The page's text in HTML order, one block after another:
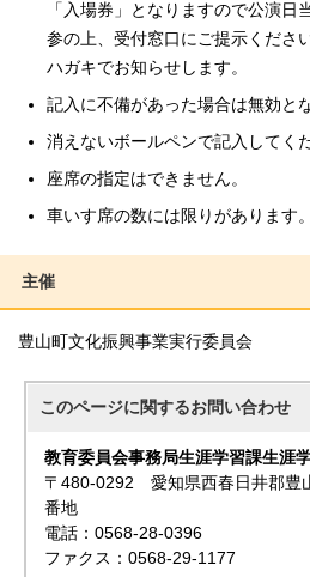
「入場券」となりますので公演日
参の上、受付窓口にご提示くださ
ハガキでお知らせします。
記入に不備があった場合は無効と
消えないボールペンで記入してく
座席の指定はできません。
車いす席の数には限りがあります。
主催
豊山町文化振興事業実行委員会
このページに関するお問い合わせ
教育委員会事務局生涯学習課生涯
〒480-0292 愛知県西春日井郡豊
番地
電話：0568-28-0396
ファクス：0568-29-1177